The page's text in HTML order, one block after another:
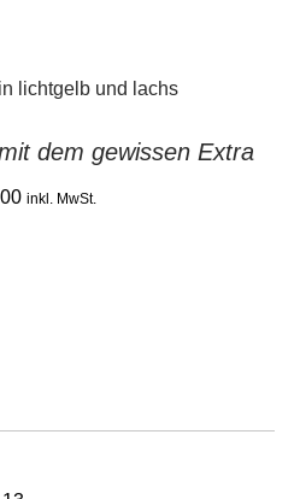
dem gewissen Extra
inkl. MwSt.